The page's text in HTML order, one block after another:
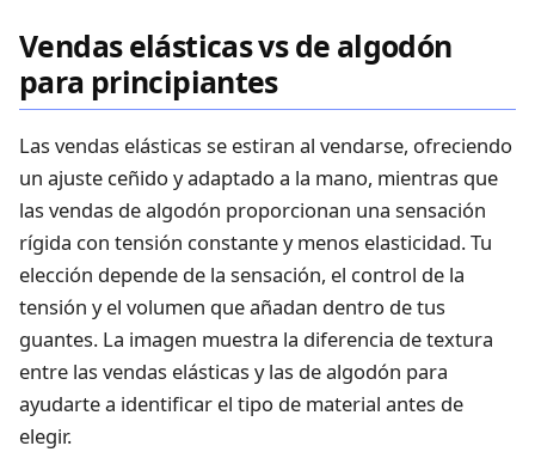
Vendas elásticas vs de algodón
para principiantes
Las vendas elásticas se estiran al vendarse, ofreciendo
un ajuste ceñido y adaptado a la mano, mientras que
las vendas de algodón proporcionan una sensación
rígida con tensión constante y menos elasticidad. Tu
elección depende de la sensación, el control de la
tensión y el volumen que añadan dentro de tus
guantes. La imagen muestra la diferencia de textura
entre las vendas elásticas y las de algodón para
ayudarte a identificar el tipo de material antes de
elegir.